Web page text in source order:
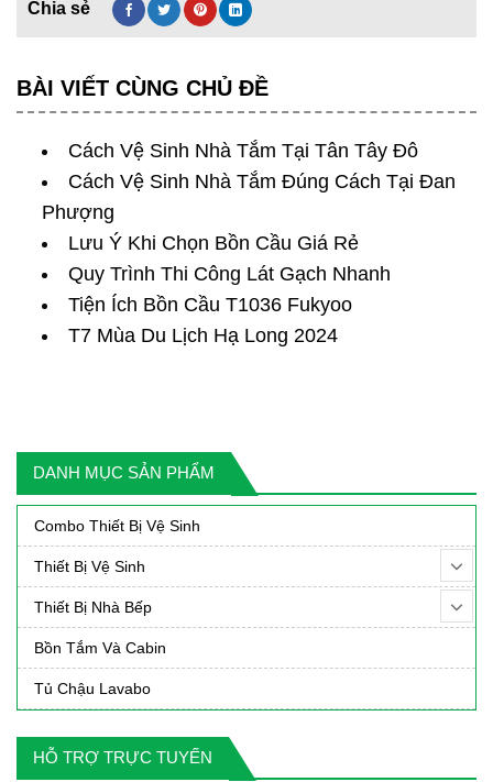
BÀI VIẾT CÙNG CHỦ ĐỀ
Cách Vệ Sinh Nhà Tắm Tại Tân Tây Đô
Cách Vệ Sinh Nhà Tắm Đúng Cách Tại Đan
Phượng
Lưu Ý Khi Chọn Bồn Cầu Giá Rẻ
Quy Trình Thi Công Lát Gạch Nhanh
Tiện Ích Bồn Cầu T1036 Fukyoo
T7 Mùa Du Lịch Hạ Long 2024
DANH MỤC SẢN PHẨM
Combo Thiết Bị Vệ Sinh
Thiết Bị Vệ Sinh
Thiết Bị Nhà Bếp
Bồn Tắm Và Cabin
Tủ Chậu Lavabo
HỖ TRỢ TRỰC TUYẾN